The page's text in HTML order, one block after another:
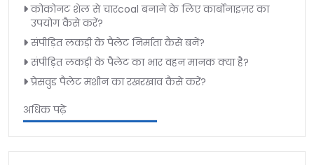
कोकोनट शेल से चारcoal बनाने के लिए कार्बोनाइज़र का
उपयोग कैसे करें?
संपीड़ित लकड़ी के पैलेट निर्माता कैसे बनें?
संपीड़ित लकड़ी के पैलेट का भार वहन मानक क्या है?
प्रेसवुड पैलेट मशीन का रखरखाव कैसे करें?
अधिक पढ़ें